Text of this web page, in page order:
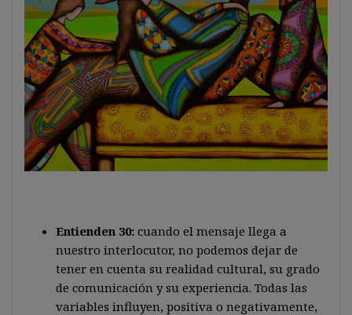
Entienden 30: cuando el mensaje llega a
nuestro interlocutor, no podemos dejar de
tener en cuenta su realidad cultural, su grado
de comunicación y su experiencia. Todas las
variables influyen, positiva o negativamente,